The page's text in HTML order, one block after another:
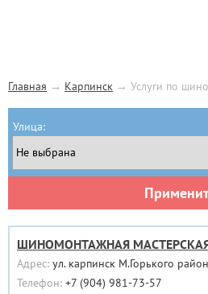
Главная → Карпинск → Услуги по
Улица:
ШИНОМОНТАЖНАЯ
Адрес: ул. карпинск М.Горького
Телефон: +7 (904) 981-73-57